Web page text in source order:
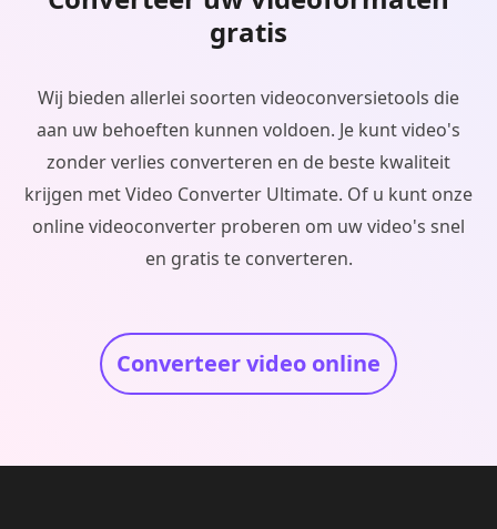
gratis
Wij bieden allerlei soorten videoconversietools die
aan uw behoeften kunnen voldoen. Je kunt video's
zonder verlies converteren en de beste kwaliteit
krijgen met Video Converter Ultimate. Of u kunt onze
online videoconverter proberen om uw video's snel
en gratis te converteren.
Converteer video online